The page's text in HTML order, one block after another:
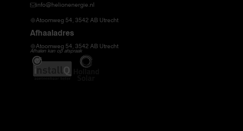
info@helionenergie.nl
Atoomweg 54, 3542 AB Utrecht
Afhaaladres
Atoomweg 54, 3542 AB Utrecht
Afhalen kan op afspraak